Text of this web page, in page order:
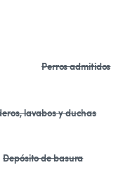
Perros admitidos
lavabos y duchas
Depósito de basura